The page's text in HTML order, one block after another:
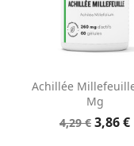
Achillée
Mg
4,29 € 3,86 €